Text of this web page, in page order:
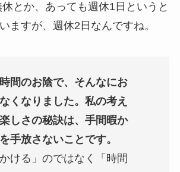
とか、あっても週休1日というと
ますが、週休2日なんですね。
間のお陰で、そんなにお
くなりました。私の考え
しさの秘訣は、手間暇か
手放さないことです。
かける」のではなく「時間